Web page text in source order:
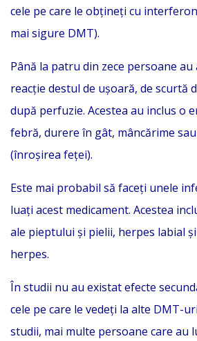
cele pe care le obțineți cu
mai sigure DMT).
Până la patru din zece persoane
reacție destul de ușoară, de scurtă
după perfuzie. Acestea au inclus o
febră, durere în gât, mâncărime
(înroșirea feței).
Este mai probabil să faceți unele
luați acest medicament. Acestea
ale pieptului și pielii, herpes labial
herpes.
În studii nu au existat efecte
cele pe care le vedeți la alte DMT-
studii, mai multe persoane care au